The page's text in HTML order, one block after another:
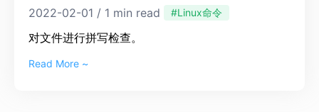
2022-02-01 / 1 min read #Linux命令
对文件进行拼写检查。
Read More ~